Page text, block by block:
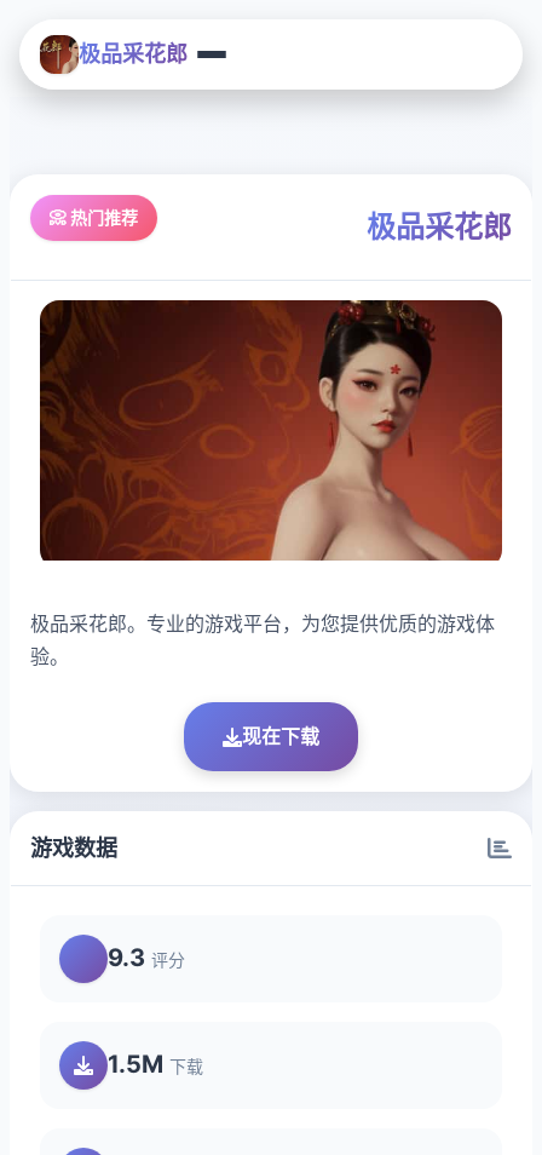
极品采花郎
📀 热门推荐 极品采花郎
极品采花郎。专业的游戏平台，为您提供优质的游戏体
验。
现在下载
游戏数据
9.3 评分
1.5M 下载